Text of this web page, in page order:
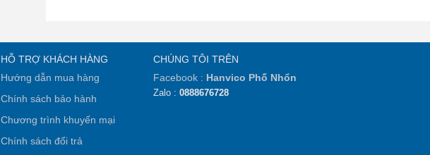
HỖ TRỢ KHÁCH HÀNG
Hướng dẫn mua hàng
Chính sách bảo hành
Chương trình khuyến mại
Chính sách đổi trả
CHÚNG TÔI TRÊN
Facebook : Hanvico Phố Nhổn
Zalo : 0888676728